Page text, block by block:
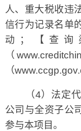
人、重大税收违
信行为记录名单
动；【查询
（
（
（4）法定代
公司与全资子公
参与本项目。